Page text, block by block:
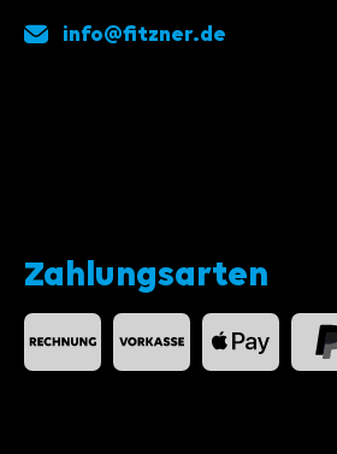
info@fitzner.de
Zahlungsarten